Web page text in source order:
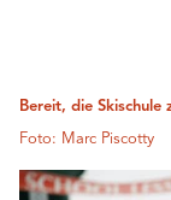
Bereit, die Skischule
Foto: Marc Piscotty